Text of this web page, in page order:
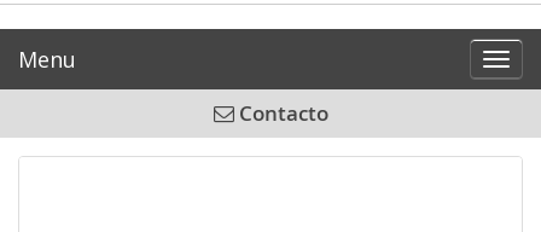
Menu
Contacto
Saltar